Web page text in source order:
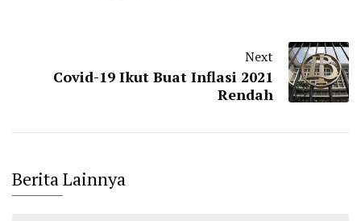
Next
Covid-19 Ikut Buat Inflasi 2021
Rendah
Berita Lainnya